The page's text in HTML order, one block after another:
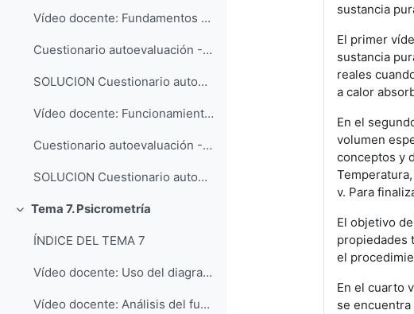
Vídeo docente: Fundamentos básicos de ciclos de refrigeración
Cuestionario autoevaluación - Ciclos de refrigeración
SOLUCION Cuestionario autoevaluación - Ciclos de refrigeración
Vídeo docente: Funcionamiento básico de un frigorífico doméstico
Cuestionario autoevaluación - Frigorífico doméstico
SOLUCION Cuestionario autoevaluación - Frigorífico doméstico
Colapsar
Tema 7. Psicrometría
ÍNDICE DEL TEMA 7
Vídeo docente: Uso del diagrama psicrométrico
Vídeo docente: Análisis del funcionamiento de un enfriador evaporativo
sustancia
El primer
sustancia
reales
a calor
En el
volumen
conceptos y
v. Para
El objetivo
propiedades
el
En el cuarto
se